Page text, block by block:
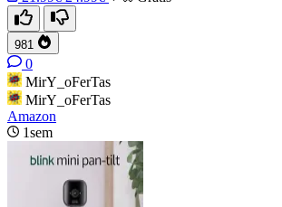
981
0
MirY_oFerTas
MirY_oFerTas
Amazon
1sem